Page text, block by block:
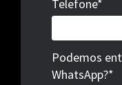
Telefone*
Podemos
WhatsApp?*